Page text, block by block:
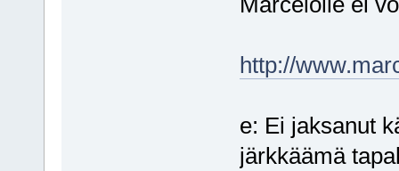
http://
e: Ei jaksanut
järkkäämä